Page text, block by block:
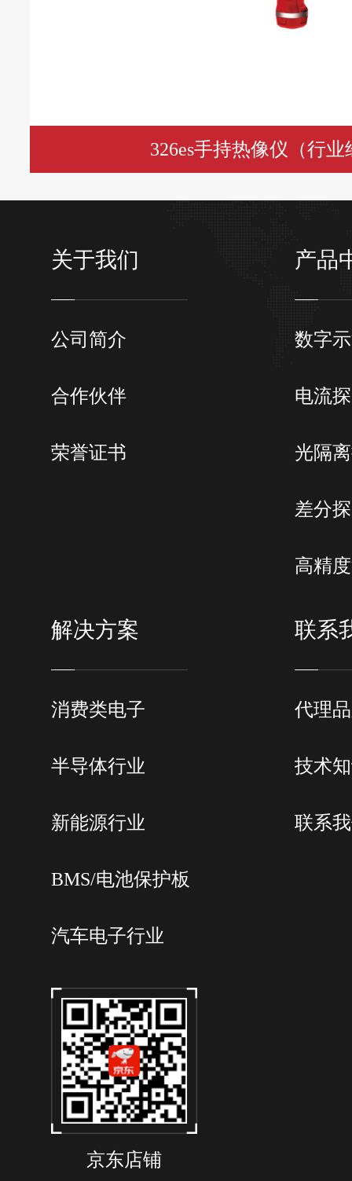
326es手持热像仪（行
关于我们
公司简介
合作伙伴
荣誉证书
产品
数字
电流
光隔
差分
高精
解决方案
消费类电子
半导体行业
新能源行业
BMS/电池保护板
汽车电子行业
联系
代理
技术
联系
京东店铺